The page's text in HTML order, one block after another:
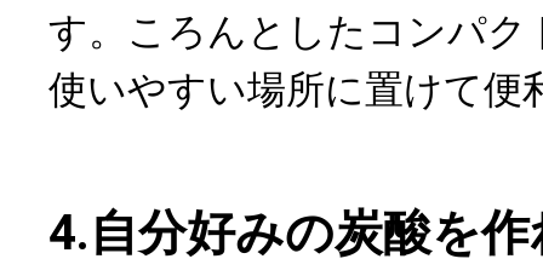
す。ころんとしたコンパク
使いやすい場所に置けて便
4.自分好みの炭酸を